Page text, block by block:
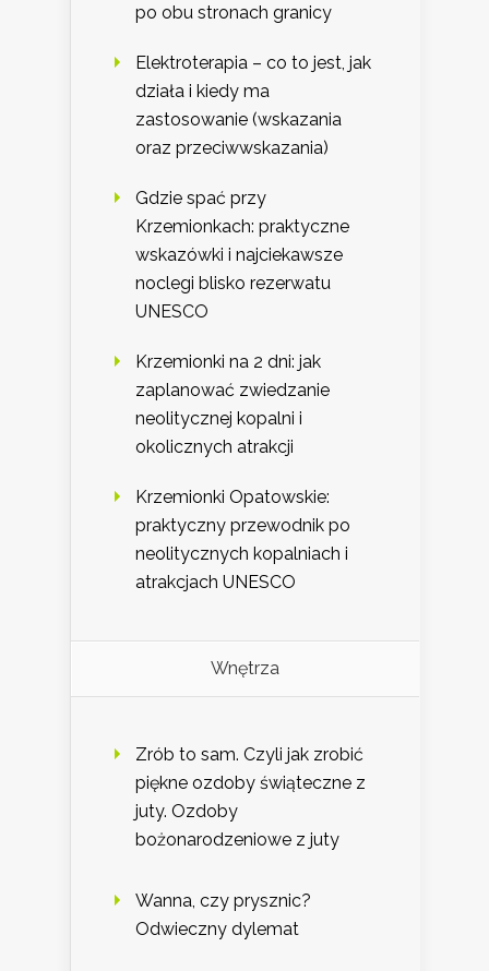
po obu stronach granicy
Elektroterapia – co to jest, jak
działa i kiedy ma
zastosowanie (wskazania
oraz przeciwwskazania)
Gdzie spać przy
Krzemionkach: praktyczne
wskazówki i najciekawsze
noclegi blisko rezerwatu
UNESCO
Krzemionki na 2 dni: jak
zaplanować zwiedzanie
neolitycznej kopalni i
okolicznych atrakcji
Krzemionki Opatowskie:
praktyczny przewodnik po
neolitycznych kopalniach i
atrakcjach UNESCO
Wnętrza
Zrób to sam. Czyli jak zrobić
piękne ozdoby świąteczne z
juty. Ozdoby
bożonarodzeniowe z juty
Wanna, czy prysznic?
Odwieczny dylemat